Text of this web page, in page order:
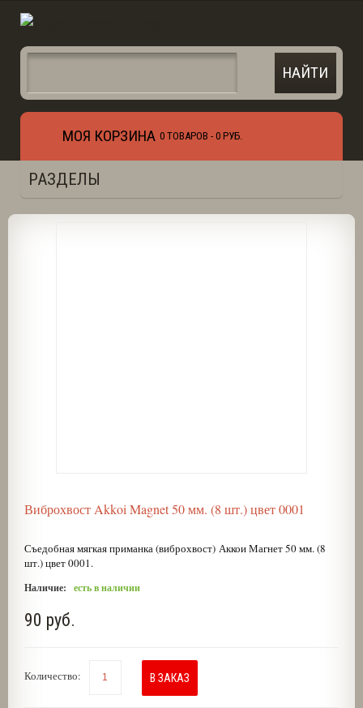
МОЯ КОРЗИНА 0 ТОВАРОВ - 0 РУБ.
РАЗДЕЛЫ
Виброхвост Akkoi Magnet 50 мм. (8 шт.) цвет 0001
Съедобная мягкая приманка (виброхвост) Аккои Магнет 50 мм. (8
шт.) цвет 0001.
Наличие: есть в наличии
90 руб.
Количество: В ЗАКАЗ